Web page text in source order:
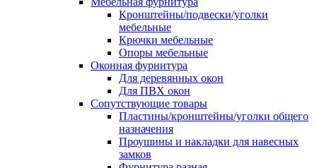
Кронштейны/подвески/уголки
мебельные
Крючки мебельные
Опоры мебельные
Оконная фурнитура
Для деревянных окон
Для ПВХ окон
Сопутствующие товары
Пластины/кронштейны/уголки общего
назначения
Проушины и накладки для навесных
замков